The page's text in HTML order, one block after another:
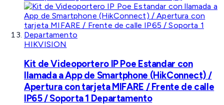
HIKVISION
Kit de Videoportero IP Poe Estandar con
llamada a App de Smartphone (HikConnect) /
Apertura con tarjeta MIFARE / Frente de calle
IP65 / Soporta 1 Departamento